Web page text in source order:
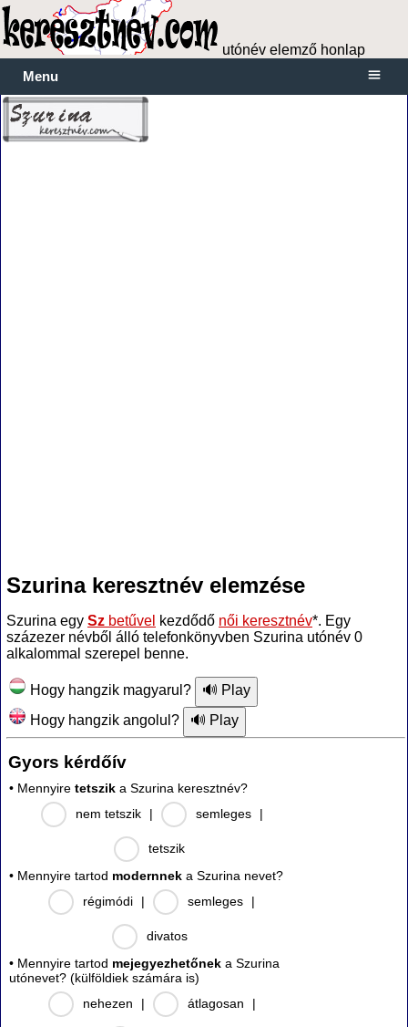
utónév elemző honlap
Menu
Szurina keresztnév elemzése
Szurina egy Sz betűvel kezdődő női keresztnév*. Egy
százezer névből álló telefonkönyvben Szurina utónév 0
alkalommal szerepel benne.
Hogy hangzik magyarul?
Hogy hangzik angolul?
Gyors kérdőív
• Mennyire tetszik a Szurina keresztnév?
nem tetszik
| semleges |
tetszik
• Mennyire tartod modernnek a Szurina nevet?
régimódi
| semleges |
divatos
• Mennyire tartod mejegyezhetőnek a Szurina
utónevet? (külföldiek számára is)
nehezen
| átlagosan |